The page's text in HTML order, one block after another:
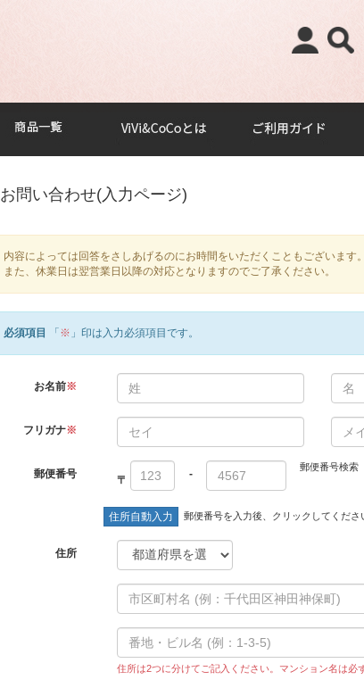
お問い合わせ(入力ページ)
内容によっては回答をさしあげるのにお時間をいただくこともございます。
また、休業日は翌営業日以降の対応となりますのでご了承ください。
必須項目 「 ※ 」印は入力必須項目です。
お名前※
フリガナ※
郵便番号 〒 -
郵便番号検索
住所自動入力 郵便番号を入力後、クリックしてくださ
住所
住所は2つに分けてご記入ください。マンション名は必